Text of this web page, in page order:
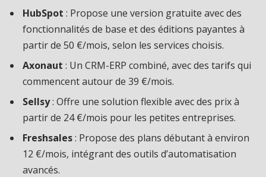
HubSpot : Propose une version gratuite avec des
fonctionnalités de base et des éditions payantes à
partir de 50 €/mois, selon les services choisis.
Axonaut : Un CRM-ERP combiné, avec des tarifs qui
commencent autour de 39 €/mois.
Sellsy: Offre une solution flexible avec des prix à
partir de 24 €/mois pour les petites entreprises.
Freshsales: Propose des plans débutant à environ
12 €/mois, intégrant des outils d’automatisation
avancés.